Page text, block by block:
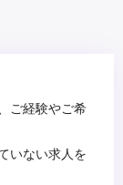
ご経験やご希
いない求人を